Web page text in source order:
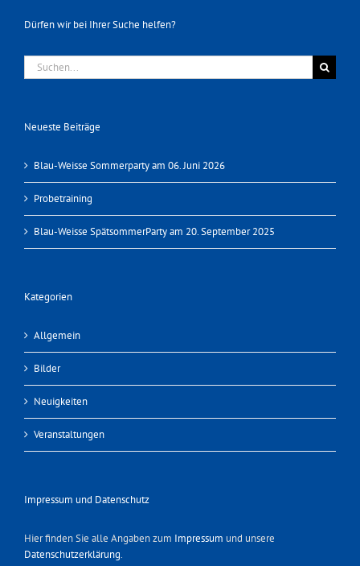
Dürfen wir bei Ihrer Suche helfen?
Suche
nach:
Neueste Beiträge
Blau-Weisse Sommerparty am 06. Juni 2026
Probetraining
Blau-Weisse SpätsommerParty am 20. September 2025
Kategorien
Allgemein
Bilder
Neuigkeiten
Veranstaltungen
Impressum und Datenschutz
Hier finden Sie alle Angaben zum Impressum und unsere
Datenschutzerklärung.